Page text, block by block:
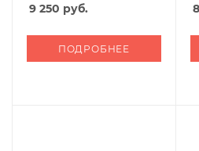
9 250 руб.
ПОДРОБНЕЕ